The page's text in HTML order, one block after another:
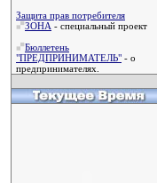
Защита прав потребителя
ЗОНА - специальный проект
Бюллетень
"ПРЕДПРИНИМАТЕЛЬ" - о
предпринимателях.